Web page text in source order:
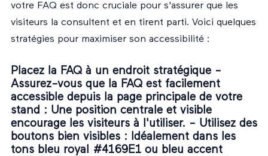
votre FAQ est donc cruciale pour s'assurer que les
visiteurs la consultent et en tirent parti. Voici quelques
stratégies pour maximiser son accessibilité :
Placez la FAQ à un endroit stratégique -
Assurez-vous que la FAQ est facilement
accessible depuis la page principale de votre
stand : Une position centrale et visible
encourage les visiteurs à l'utiliser. - Utilisez des
boutons bien visibles : Idéalement dans les
tons bleu royal #4169E1 ou bleu accent